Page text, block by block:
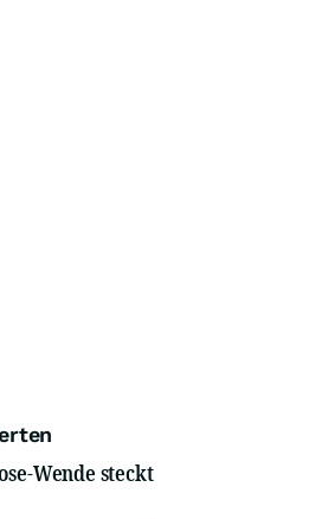
Wende steckt